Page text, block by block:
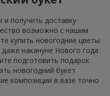
и получить доставку
возможно с нашим
купить новогодние цветы
накануне Нового года
подготовить подарок
новогодний букет
композиции в вазе точно